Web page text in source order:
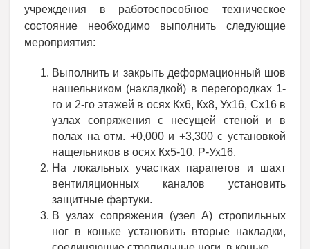
учреждения в работоспособное техническое
состояние необходимо выполнить следующие
мероприятия:
Выполнить и закрыть деформационный шов
нашельником (накладкой) в перегородках 1-
го и 2-го этажей в осях Кх6, Кх8, Ух16, Сх16 в
узлах сопряжения с несущей стеной и в
полах на отм. +0,000 и +3,300 с установкой
нащельников в осях Кх5-10, Р-Ух16.
На локальных участках парапетов и шахт
вентиляционных каналов установить
защитные фартуки.
В узлах сопряжения (узел А) стропильных
ног в коньке установить вторые накладки,